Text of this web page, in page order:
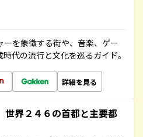
を象徴する街や、音楽、ゲー
代の流行と文化を巡るガイド。
詳細を見る
界２４６の首都と主要都